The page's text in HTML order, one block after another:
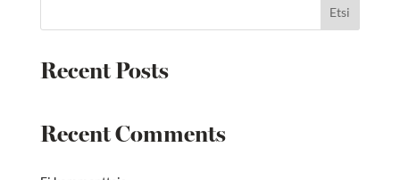
Etsi
Recent Posts
Recent Comments